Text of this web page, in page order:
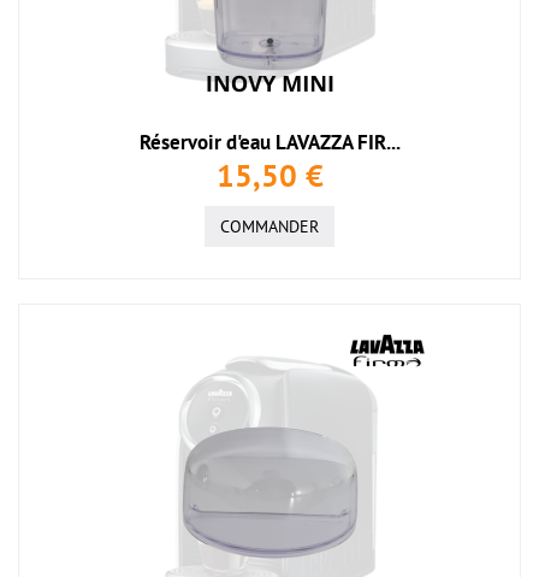
Réservoir d'eau LAVAZZA FIR...
15,50 €
COMMANDER